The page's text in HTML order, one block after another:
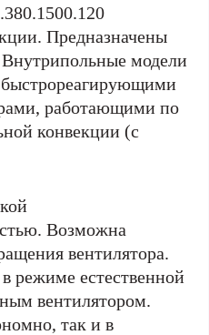
Предназначены
модели
работающими по
конвекции (с
Возможна
вентилятора.
режиме естественной
вентилятором.
так и в